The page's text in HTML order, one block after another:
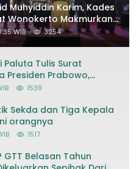
Muhyiddin Karim, Kades
Wonokerto Makmurkan
WIB 3254
Paluta Tulis Surat
Presiden Prabowo,
Dugaan
1539
Sekda dan Tiga Kepala
orangnya
1517
GTT Belasan Tahun